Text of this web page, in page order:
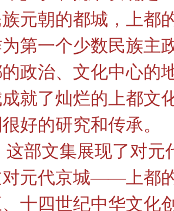
元朝的都城，上都
第一个少数民族主
政治、文化中心的
就了灿烂的上都文
好的研究和传承。
这部文集展现了对元
元代京城——上都
十四世纪中华文化